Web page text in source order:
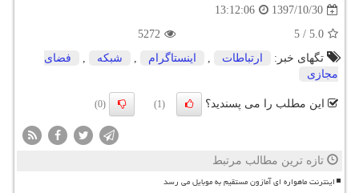
1397/10/30
13:12:06
5.0
/
5
5272
تگهای خبر:
ارتباطات , اینستاگرام , شبكه ,
فضای
مجازی
این مطلب را می پسندید؟ (1)
(0)
تازه ترین مطالب مرتبط
اینترنت ماهواره ای آمازون مستقیم به موبایل می رسد